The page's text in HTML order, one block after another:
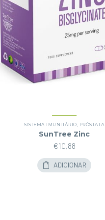
SISTEMA IMUNITÁRIO, PRÓSTATA
SunTree Zinc
€10,88
ADICIONAR